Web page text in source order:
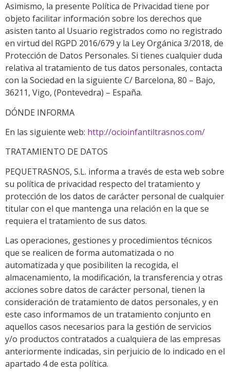
Asimismo, la presente Política de Privacidad tiene por
objeto facilitar información sobre los derechos que
asisten tanto al Usuario registrados como no registrado
en virtud del RGPD 2016/679 y la Ley Orgánica 3/2018, de
Protección de Datos Personales. Si tienes cualquier duda
relativa al tratamiento de tus datos personales, contacta
con la Sociedad en la siguiente C/ Barcelona, 80 – Bajo,
36211, Vigo, (Pontevedra) – España.
DÓNDE INFORMA
En las siguiente web: http://ocioinfantiltrasnos.com/
TRATAMIENTO DE DATOS
PEQUETRASNOS, S.L. informa a través de esta web sobre
su política de privacidad respecto del tratamiento y
protección de los datos de carácter personal de cualquier
titular con el que mantenga una relación en la que se
requiera el tratamiento de sus datos.
Las operaciones, gestiones y procedimientos técnicos
que se realicen de forma automatizada o no
automatizada y que posibiliten la recogida, el
almacenamiento, la modificación, la transferencia y otras
acciones sobre datos de carácter personal, tienen la
consideración de tratamiento de datos personales, y en
este caso informamos de un tratamiento conjunto en
aquellos casos necesarios para la gestión de servicios
y/o productos contratados a cualquiera de las empresas
anteriormente indicadas, sin perjuicio de lo indicado en el
apartado 4 de esta política.